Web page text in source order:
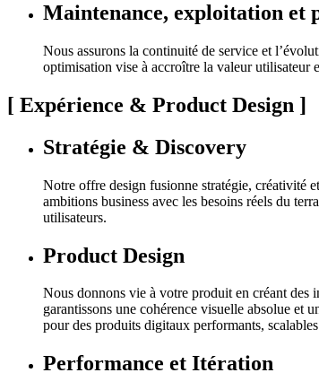
Maintenance, exploitation et
Nous assurons la continuité de service et
optimisation vise à accroître la valeur utilisateur
[ Expérience & Product Design ]
Stratégie & Discovery
Notre offre design fusionne stratégie, créativité
ambitions business avec les besoins réels du
utilisateurs.
Product Design
Nous donnons vie à votre produit en créant des
garantissons une cohérence visuelle absolue et
pour des produits digitaux performants,
Performance et Itération